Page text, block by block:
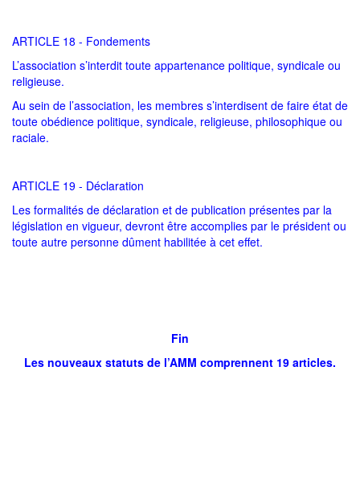
ARTICLE 18 - Fondements
L’association s’interdit toute appartenance politique, syndicale ou
religieuse.
Au sein de l’association, les membres s’interdisent de faire état de
toute obédience politique, syndicale, religieuse, philosophique ou
raciale.
ARTICLE 19 - Déclaration
Les formalités de déclaration et de publication présentes par la
législation en vigueur, devront être accomplies par le président ou
toute autre personne dûment habilitée à cet effet.
Fin
Les nouveaux statuts de l’AMM comprennent 19 articles.